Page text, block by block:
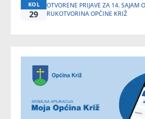
KOL
29
OTVORENE PRIJAVE ZA 14. SAJAM
RUKOTVORINA OPĆINE KRIŽ